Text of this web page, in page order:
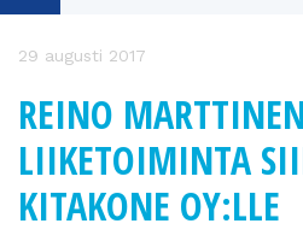
29 augusti 2017
REINO
LIIKETOIMINTA
KITAKONE OY:LLE